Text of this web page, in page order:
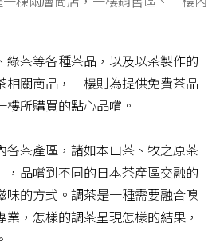
綠茶等各種茶品，以及以茶製作的
相關商品，二樓則為提供免費茶品
所購買的點心品嚐。
各茶產區，諸如本山茶、牧之原茶
，品嚐到不同的日本茶產區交融的
味的方式。調茶是一種需要融合嗅
，怎樣的調茶呈現怎樣的結果，